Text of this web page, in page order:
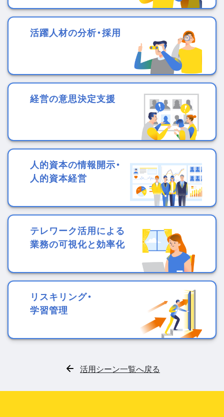
活躍人材の分析・採用
経営の意思決定支援
人的資本の情報開示・
人的資本経営
テレワーク活用による
業務の可視化と効率化
リスキリング・
学習管理
活用シーン一覧へ戻る